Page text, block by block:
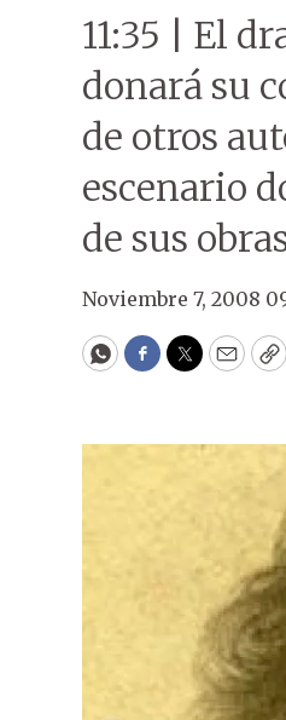
11:35 | El
donará su
de otros
escenario
de sus
Noviembre 7, 2008
WhatsApp
Facebook
Twitter
Email